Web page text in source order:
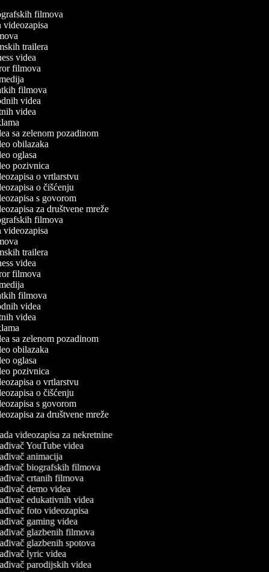
filmova
videozapisa
trailera
videa
filmova
filmova
videa
videa
sa zelenom pozadinom
obilazaka
oglasa
pozivnica
o vrtlarstvu
o čišćenju
s govorom
za društvene mreže
filmova
videozapisa
trailera
videa
filmova
filmova
videa
videa
sa zelenom pozadinom
obilazaka
oglasa
pozivnica
o vrtlarstvu
o čišćenju
s govorom
za društvene mreže
videozapisa za nekretnine
YouTube videa
animacija
biografskih filmova
crtanih filmova
demo videa
edukativnih videa
foto videozapisa
gaming videa
glazbenih filmova
glazbenih spotova
lyric videa
parodijskih videa